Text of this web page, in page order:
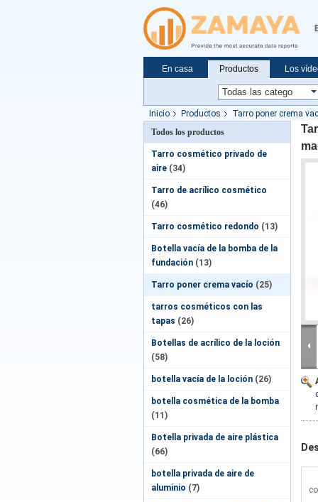
En casa Productos Los
Solicitar una cotización
Noticias
Inicio
Productos
Tarro poner crema
Todos los productos
Tarro cosmético privado de
aire (34)
Tarro de acrílico cosmético
(46)
Tarro cosmético redondo (13)
Botella vacía de la bomba de la
fundación (13)
Tarro poner crema vacío (25)
tarros cosméticos con las
tapas (26)
Botellas de acrílico de la loción
(58)
botella vacía de la loción (26)
botella cosmética de la bomba
(11)
Botella privada de aire plástica
(66)
botella privada de aire de
aluminio (7)